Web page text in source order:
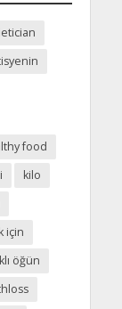
food
kilo
için
öğün